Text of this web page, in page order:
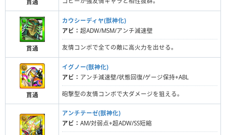
貫通
貫通
カウシーディヤ(獣神化)
アビ： 超ADW/MSM/アンチ減速壁
友情コンボで全ての敵に高火力を出せる。
貫通
イグノー(獣神化)
アビ： アンチ減速壁/状態回復/ゲージ保持+ABL
砲撃型の友情コンボで大ダメージを狙える。
アンチテーゼ(獣神化)
アビ： AM/対弱点+超ADW/SS短縮